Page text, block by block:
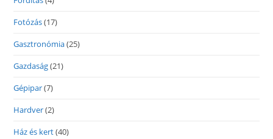
Fotózás(17)
Gasztronómia(25)
Gazdaság(21)
Gépipar(7)
Hardver(2)
Ház és kert(40)